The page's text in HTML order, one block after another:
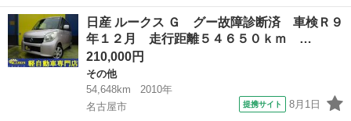
ー名： 日産 ■ 車種名： セレナ ■ グレード名： ハイウェイス
ターＶ 禁煙車 メーカー１２型ナビ 全周囲カメラ デジタルミラ
ー 両側...
愛知 名古屋市 セレナ
日産 ルークス Ｇ グー故障診断済 車検Ｒ９
年１２月 走行距離５４６５０ｋｍ …
210,000円
その他
54,648km
2010年
名古屋市
提携サイト 8月1日